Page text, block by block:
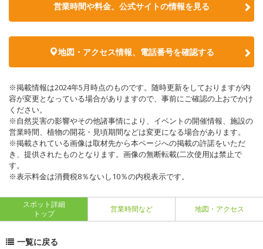
営業時間や料金、公式サイトの情報を見る
地図・アクセス情報、電話番号を確認する
※掲載情報は2024年5月時点のものです。随時更新をしておりますが内
容が変更となっている場合がありますので、事前にご確認の上おでかけ
ください。
※自然災害の影響やその他諸事情により、イベントの開催情報、施設の
営業時間、植物の開花・見頃期間などは変更になる場合があります。
※掲載されている画像は取材先から本ページへの掲載の許諾をいただ
き、提供されたものとなります。画像の無断転載(二次使用)は禁止で
す。
※表示料金は消費税8％ないし10％の内税表示です。
スポット詳細
トップ
営業時間など 地図・アクセス
一覧に戻る